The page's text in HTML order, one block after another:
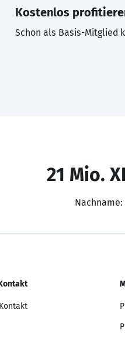
Kostenlos
Schon als Basis-Mitglied
21 Mio.
Nachname: